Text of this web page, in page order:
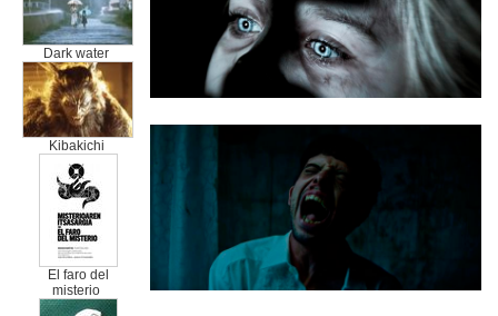
Dark water
Kibakichi
El faro del
misterio